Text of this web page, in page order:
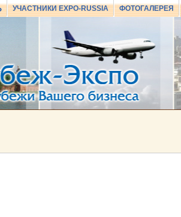
УЧАСТНИКИ EXPO-RUSSIA ФОТОГАЛЕРЕЯ